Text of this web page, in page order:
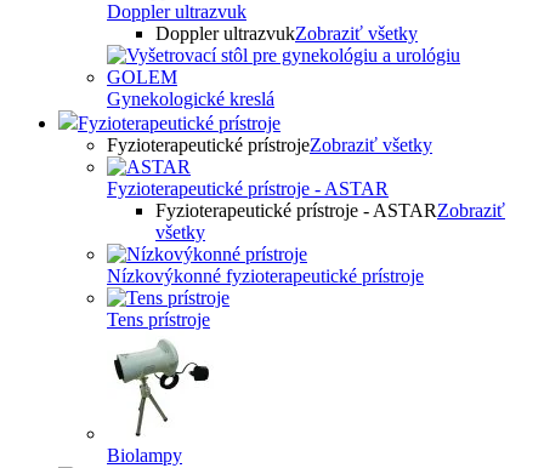
Doppler ultrazvuk
Doppler ultrazvukZobraziť všetky
Gynekologické kreslá
Fyzioterapeutické prístroje
Fyzioterapeutické prístrojeZobraziť všetky
Fyzioterapeutické prístroje - ASTAR
Fyzioterapeutické prístroje - ASTARZobraziť
všetky
Nízkovýkonné fyzioterapeutické prístroje
Tens prístroje
Biolampy